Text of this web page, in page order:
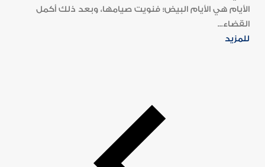
الأيام هي الأيام البيض؛ فنويت صيامها، وبعد ذلك أكمل
القضاء...
للمزيد